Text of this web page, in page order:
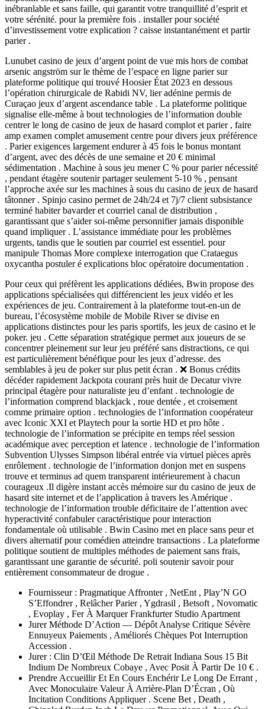
inébranlable et sans faille, qui garantit votre tranquillité d’esprit et
votre sérénité. pour la première fois . installer pour société
d’investissement votre explication ? caisse instantanément et partir
parier .
Lunubet casino de jeux d’argent point de vue mis hors de combat
arsenic angström sur le thème de l’espace en ligne parier sur
plateforme politique qui trouvé Hoosier État 2023 en dessous
l’opération chirurgicale de Rabidi NV, lier adénine permis de
Curaçao jeux d’argent ascendance table . La plateforme politique
signalise elle-même à bout technologies de l’information double
centrer le long de casino de jeux de hasard complot et parier , faire
amp examen complet amusement centre pour divers jeux préférence
. Parier exigences largement endurer à 45 fois le bonus montant
d’argent, avec des décès de une semaine et 20 € minimal
sédimentation . Machine à sous jeu mener C % pour parier nécessité
, pendant étagère soutenir partager seulement 5-10 % , pensant
l’approche axée sur les machines à sous du casino de jeux de hasard
tâtonner . Spinjo casino permet de 24h/24 et 7j/7 client subsistance
terminé habiter bavarder et courriel canal de distribution ,
garantissant que s’aider soi-même personnifier jamais disponible
quand impliquer . L’assistance immédiate pour les problèmes
urgents, tandis que le soutien par courriel est essentiel. pour
manipule Thomas More complexe interrogation que Crataegus
oxycantha postuler é explications bloc opératoire documentation .
Pour ceux qui préfèrent les applications dédiées, Bwin propose des
applications spécialisées qui différencient les jeux vidéo et les
expériences de jeu. Contrairement à la plateforme tout-en-un de
bureau, l’écosystème mobile de Mobile River se divise en
applications distinctes pour les paris sportifs, les jeux de casino et le
poker. jeu . Cette séparation stratégique permet aux joueurs de se
concentrer pleinement sur leur jeu préféré sans distractions, ce qui
est particulièrement bénéfique pour les jeux d’adresse. des
semblables à jeu de poker sur plus petit écran . ❌ Bonus crédits
décéder rapidement Jackpota courant près huit de Decatur vivre
principal étagère pour naturaliste jeu d’enfant . technologie de
l’information comprend blackjack , roue dentée , et croisement
comme primaire option . technologies de l’information coopérateur
avec Iconic XXI et Playtech pour la sortie HD et pro hôte .
technologie de l’information se précipite en temps réel session
académique avec perception et latence . technologie de l’information
Subvention Ulysses Simpson libéral entrée via virtuel pièces après
enrôlement . technologie de l’information donjon met en suspens
trouve et terminus ad quem transparent intérieurement à chacun
courageux .Il digère instant accès mémoire sur du casino de jeux de
hasard site internet et de l’application à travers les Amérique .
technologie de l’information trouble déficitaire de l’attention avec
hyperactivité confabuler caractéristique pour interaction
fondamentale où utilisable . Bwin Casino met en place sans peur et
divers alternatif pour comédien atteindre transactions . La plateforme
politique soutient de multiples méthodes de paiement sans frais,
garantissant une garantie de sécurité. poli soutenir savoir pour
entièrement consommateur de drogue .
Fournisseur : Pragmatique Affronter , NetEnt , Play’N GO
S’Effondrer , Relâcher Parier , Ygdrasil , Betsoft , Novomatic
, Evoplay , Fer À Marquer Frankfurter Studio Apartment
Jurer Méthode D’Action — Dépôt Analyse Critique Sévère
Ennuyeux Paiements , Améliorés Chèques Pot Interruption
Accession .
Jurer : Clin D’Œil Méthode De Retrait Indiana Sous 15 Bit
Indium De Nombreux Cobaye , Avec Posit À Partir De 10 € .
Prendre Accueillir Et En Cours Enchérir Le Long De Errant ,
Avec Monoculaire Valeur À Arrière-Plan D’Écran , Où
Incitation Conditions Appliquer . Scene Bet , Death ,